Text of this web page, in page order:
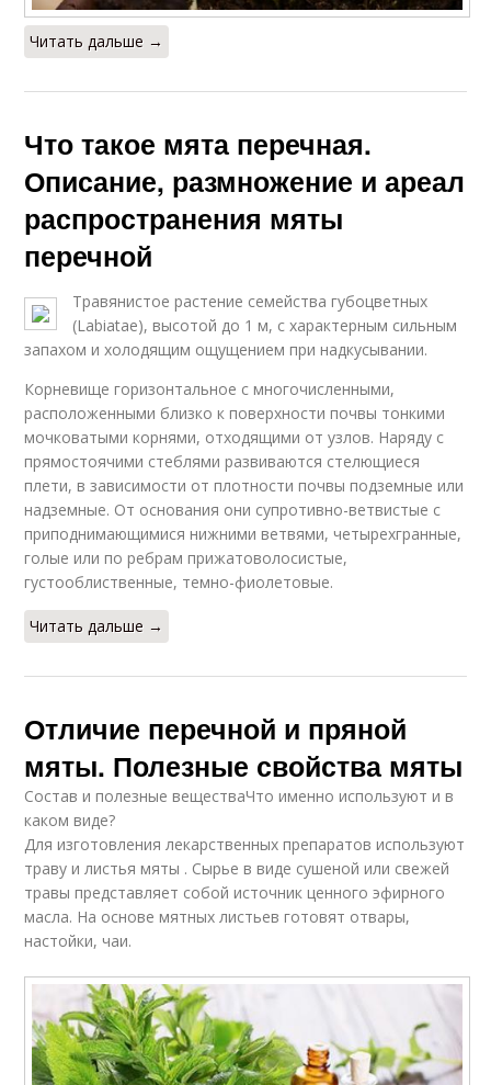
Читать дальше →
Что такое мята перечная.
Описание, размножение и ареал
распространения мяты
перечной
Травянистое растение семейства губоцветных
(Labiatae), высотой до 1 м, с характерным сильным
запахом и холодящим ощущением при надкусывании.
Корневище горизонтальное с многочисленными,
расположенными близко к поверхности почвы тонкими
мочковатыми корнями, отходящими от узлов. Наряду с
прямостоячими стеблями развиваются стелющиеся
плети, в зависимости от плотности почвы подземные или
надземные. От основания они супротивно-ветвистые с
приподнимающимися нижними ветвями, четырехгранные,
голые или по ребрам прижатоволосистые,
густооблиственные, темно-фиолетовые.
Читать дальше →
Отличие перечной и пряной
мяты. Полезные свойства мяты
Состав и полезные веществаЧто именно используют и в
каком виде?
Для изготовления лекарственных препаратов используют
траву и листья мяты . Сырье в виде сушеной или свежей
травы представляет собой источник ценного эфирного
масла. На основе мятных листьев готовят отвары,
настойки, чаи.